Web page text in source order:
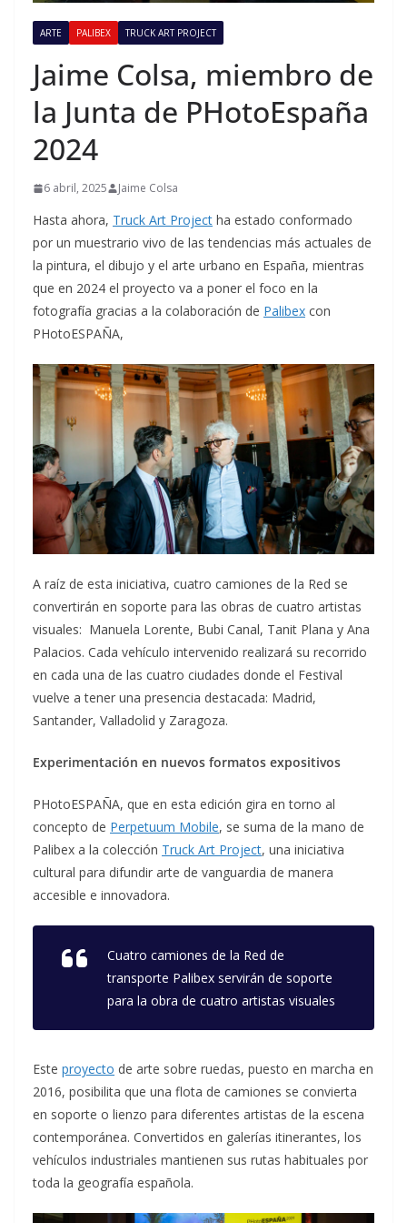
ARTE PALIBEX TRUCK ART PROJECT
Jaime Colsa, miembro de
la Junta de PHotoEspaña
2024
6 abril, 2025 Jaime Colsa
Hasta ahora, Truck Art Project ha estado conformado
por un muestrario vivo de las tendencias más actuales de
la pintura, el dibujo y el arte urbano en España, mientras
que en 2024 el proyecto va a poner el foco en la
fotografía gracias a la colaboración de Palibex con
PHotoESPAÑA,
A raíz de esta iniciativa, cuatro camiones de la Red se
convertirán en soporte para las obras de cuatro artistas
visuales: Manuela Lorente, Bubi Canal, Tanit Plana y Ana
Palacios. Cada vehículo intervenido realizará su recorrido
en cada una de las cuatro ciudades donde el Festival
vuelve a tener una presencia destacada: Madrid,
Santander, Valladolid y Zaragoza.
Experimentación en nuevos formatos expositivos
PHotoESPAÑA, que en esta edición gira en torno al
concepto de Perpetuum Mobile, se suma de la mano de
Palibex a la colección Truck Art Project, una iniciativa
cultural para difundir arte de vanguardia de manera
accesible e innovadora.
Cuatro camiones de la Red de
transporte Palibex servirán de soporte
para la obra de cuatro artistas visuales
Este proyecto de arte sobre ruedas, puesto en marcha en
2016, posibilita que una flota de camiones se convierta
en soporte o lienzo para diferentes artistas de la escena
contemporánea. Convertidos en galerías itinerantes, los
vehículos industriales mantienen sus rutas habituales por
toda la geografía española.